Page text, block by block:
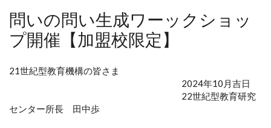
問いの問い生成ワーックショッ
プ開催【加盟校限定】
21世紀型教育機構の皆さま
2024年10月吉日
22世紀型教育研究
センター所長 田中歩